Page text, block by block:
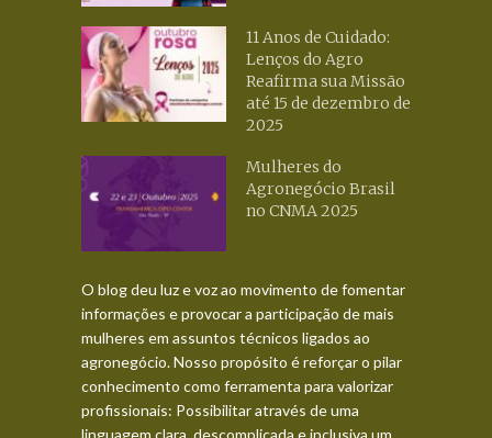
11 Anos de Cuidado:
Lenços do Agro
Reafirma sua Missão
até 15 de dezembro de
2025
Mulheres do
Agronegócio Brasil
no CNMA 2025
O blog deu luz e voz ao movimento de fomentar
informações e provocar a participação de mais
mulheres em assuntos técnicos ligados ao
agronegócio. Nosso propósito é reforçar o pilar
conhecimento como ferramenta para valorizar
profissionais: Possibilitar através de uma